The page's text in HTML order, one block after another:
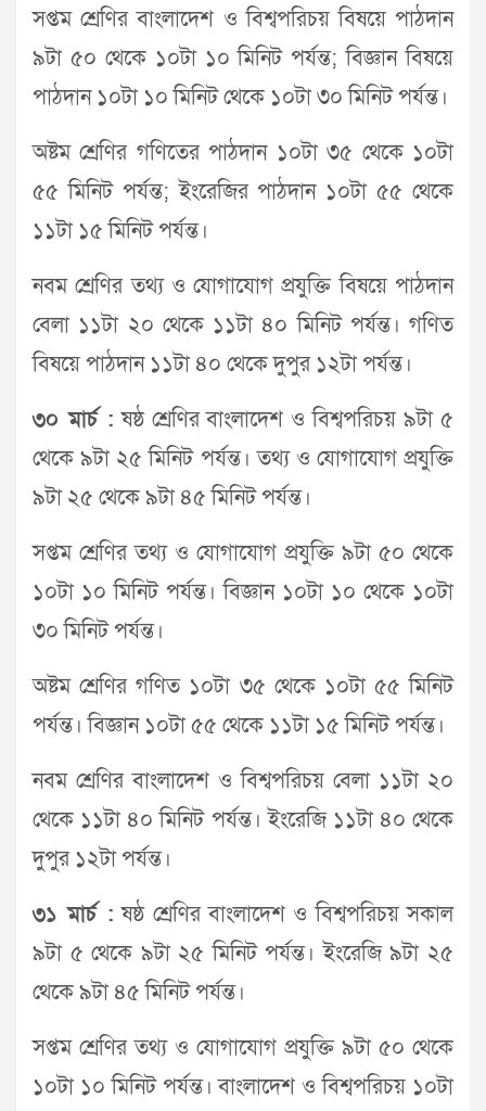
সপ্তম শ্রেণির বাংলাদেশ ও বিশ্বপরিচয় বিষয়ে পাঠদান
৯টা ৫০ থেকে ১০টা ১০ মিনিট পর্যন্ত; বিজ্ঞান বিষয়ে
পাঠদান ১০টা ১০ মিনিট থেকে ১০টা ৩০ মিনিট পর্যন্ত।
অষ্টম শ্রেণির গণিতের পাঠদান ১০টা ৩৫ থেকে ১০টা
৫৫ মিনিট পর্যন্ত; ইংরেজির পাঠদান ১০টা ৫৫ থেকে
১১টা ১৫ মিনিট পর্যন্ত।
নবম শ্রেণির তথ্য ও যোগাযোগ প্রযুক্তি বিষয়ে পাঠদান
বেলা ১১টা ২০ থেকে ১১টা ৪০ মিনিট পর্যন্ত। গণিত
বিষয়ে পাঠদান ১১টা ৪০ থেকে দুপুর ১২টা পর্যন্ত।
৩০ মার্চ : ষষ্ঠ শ্রেণির বাংলাদেশ ও বিশ্বপরিচয় ৯টা ৫
থেকে ৯টা ২৫ মিনিট পর্যন্ত। তথ্য ও যোগাযোগ প্রযুক্তি
৯টা ২৫ থেকে ৯টা ৪৫ মিনিট পর্যন্ত।
সপ্তম শ্রেণির তথ্য ও যোগাযোগ প্রযুক্তি ৯টা ৫০ থেকে
১০টা ১০ মিনিট পর্যন্ত। বিজ্ঞান ১০টা ১০ থেকে ১০টা
৩০ মিনিট পর্যন্ত।
অষ্টম শ্রেণির গণিত ১০টা ৩৫ থেকে ১০টা ৫৫ মিনিট
পর্যন্ত। বিজ্ঞান ১০টা ৫৫ থেকে ১১টা ১৫ মিনিট পর্যন্ত।
নবম শ্রেণির বাংলাদেশ ও বিশ্বপরিচয় বেলা ১১টা ২০
থেকে ১১টা ৪০ মিনিট পর্যন্ত। ইংরেজি ১১টা ৪০ থেকে
দুপুর ১২টা পর্যন্ত।
৩১ মার্চ : ষষ্ঠ শ্রেণির বাংলাদেশ ও বিশ্বপরিচয় সকাল
৯টা ৫ থেকে ৯টা ২৫ মিনিট পর্যন্ত। ইংরেজি ৯টা ২৫
থেকে ৯টা ৪৫ মিনিট পর্যন্ত।
সপ্তম শ্রেণির তথ্য ও যোগাযোগ প্রযুক্তি ৯টা ৫০ থেকে
১০টা ১০ মিনিট পর্যন্ত। বাংলাদেশ ও বিশ্বপরিচয় ১০টা